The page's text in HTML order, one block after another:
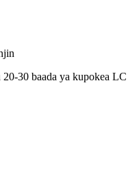
30 baada ya kupokea LC